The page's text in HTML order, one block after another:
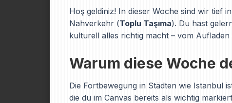
Hoş geldiniz! In dieser Woche sind wir tief
Nahverkehr (Toplu Taşıma). Du hast
kulturell alles richtig macht – vom
Warum diese Woche
Die Fortbewegung in Städten wie Istanbul
die du im Canvas bereits als wichtig